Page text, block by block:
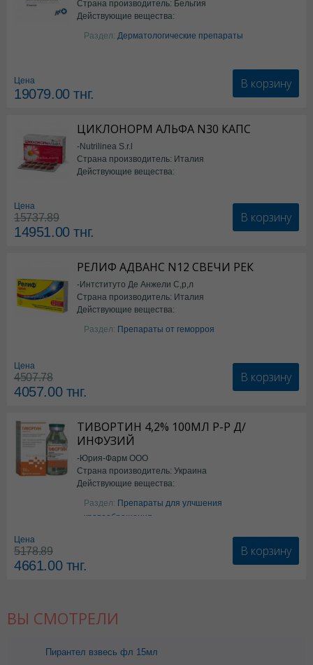
Страна производитель: Бельгия
Действующие вещества:
Изотретиноин
Раздел: Дерматологические препараты
Цена
19079.00тнг.
В корзину
ЦИКЛОНОРМ АЛЬФА N30 КАПС
-Nutrilinea S.r.l
Страна производитель: Италия
Действующие вещества:
Цена
15737.89
14951.00тнг.
В корзину
РЕЛИФ АДВАНС N12 СВЕЧИ РЕК
-Интституто Де Анжели С,р,л
Страна производитель: Италия
Действующие вещества:
Бензокаин
Раздел: Препараты от геморроя
Цена
4507.78
4057.00тнг.
В корзину
ТИВОРТИН 4,2% 100МЛ Р-Р Д/
ИНФУЗИЙ
-Юрия-Фарм ООО
Страна производитель: Украина
Действующие вещества:
Аргинин
Раздел: Препараты для улчшения
кровообращения
Цена
5178.89
4661.00тнг.
В корзину
ВЫ СМОТРЕЛИ
Пирантел взвесь фл 15мл